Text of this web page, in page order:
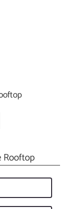
Rooftop